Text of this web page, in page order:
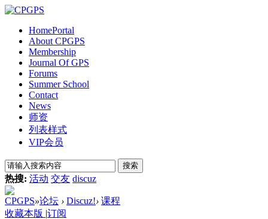
HomePortal
About CPGPS
Membership
Journal Of GPS
Forums
Summer School
Contact
News
师资
列表样式
VIP会员
搜索
热搜: 活动 交友 discuz
CPGPS»论坛 › Discuz!› 课程
收藏本版 |订阅